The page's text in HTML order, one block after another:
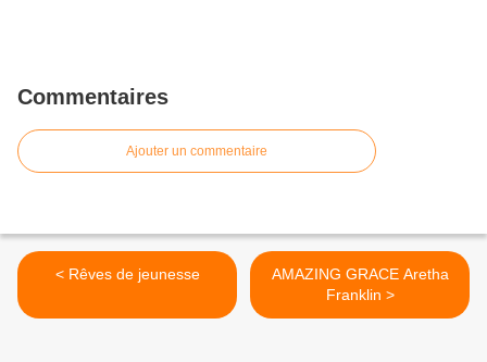
Commentaires
Ajouter un commentaire
< Rêves de jeunesse
AMAZING GRACE Aretha
Franklin >